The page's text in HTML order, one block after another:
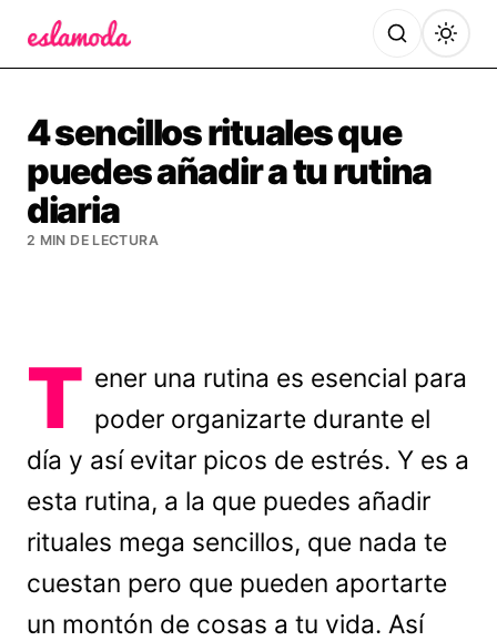
4 sencillos rituales que
puedes añadir a tu rutina
diaria
2 MIN DE LECTURA
T ener una rutina es esencial para
poder organizarte durante el
día y así evitar picos de estrés. Y es a
esta rutina, a la que puedes añadir
rituales mega sencillos, que nada te
cuestan pero que pueden aportarte
un montón de cosas a tu vida. Así